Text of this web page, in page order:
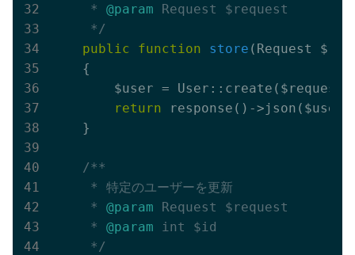
     *
@param Request $request
     */
public
function store (Request
{
$user =
return response()-
    }
/**
     * 特定のユーザーを更新
     *
@param Request $request
     *
@param int $id
     */